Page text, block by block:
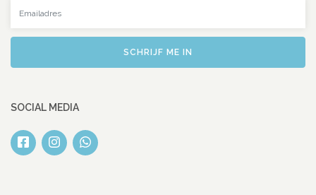
SCHRIJF ME IN
SOCIAL MEDIA